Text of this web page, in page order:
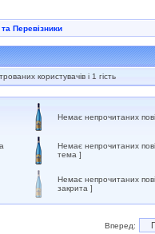
Перевізники
користувачів і 1 гість
Немає непрочитаних
Немає непрочитаних
тема ]
Немає непрочитаних
закрита ]
Вперед: